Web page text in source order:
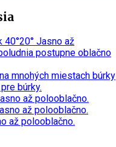
40°20° Jasno až
postupne oblačno
mnohých miestach búrky
búrky.
až polooblačno.
až polooblačno.
až polooblačno.